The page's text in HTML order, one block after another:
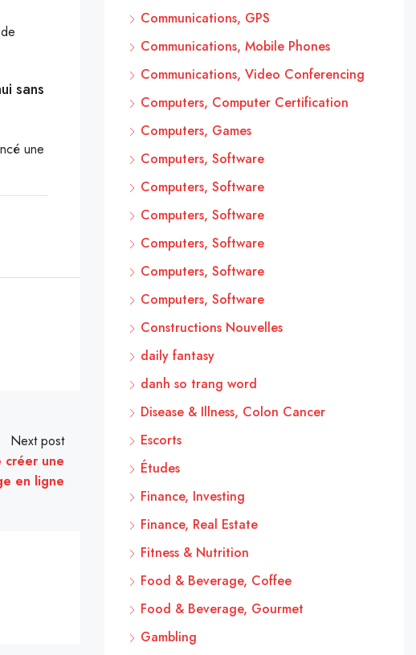
sans
une
Next post
créer une
en ligne
Communications, GPS
Communications, Mobile Phones
Communications, Video Conferencing
Computers, Computer Certification
Computers, Games
Computers, Software
Computers, Software
Computers, Software
Computers, Software
Computers, Software
Computers, Software
Constructions Nouvelles
daily fantasy
danh so trang word
Disease & Illness, Colon Cancer
Escorts
Études
Finance, Investing
Finance, Real Estate
Fitness & Nutrition
Food & Beverage, Coffee
Food & Beverage, Gourmet
Gambling